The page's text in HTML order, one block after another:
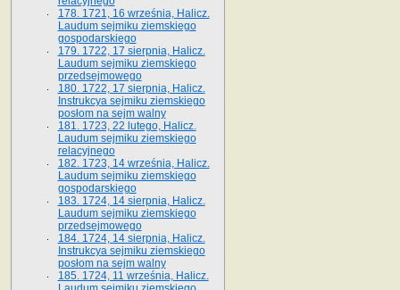
178. 1721, 16 września, Halicz.
Laudum sejmiku ziemskiego
gospodarskiego
179. 1722, 17 sierpnia, Halicz.
Laudum sejmiku ziemskiego
przedsejmowego
180. 1722, 17 sierpnia, Halicz.
Instrukcya sejmiku ziemskiego
posłom na sejm walny
181. 1723, 22 lutego, Halicz.
Laudum sejmiku ziemskiego
relacyjnego
182. 1723, 14 września, Halicz.
Laudum sejmiku ziemskiego
gospodarskiego
183. 1724, 14 sierpnia, Halicz.
Laudum sejmiku ziemskiego
przedsejmowego
184. 1724, 14 sierpnia, Halicz.
Instrukcya sejmiku ziemskiego
posłom na sejm walny
185. 1724, 11 września, Halicz.